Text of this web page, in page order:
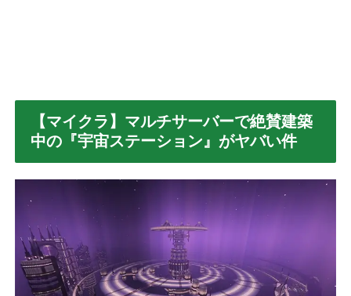
【マイクラ】マルチサーバーで絶賛建築
中の『宇宙ステーション』がヤバい件